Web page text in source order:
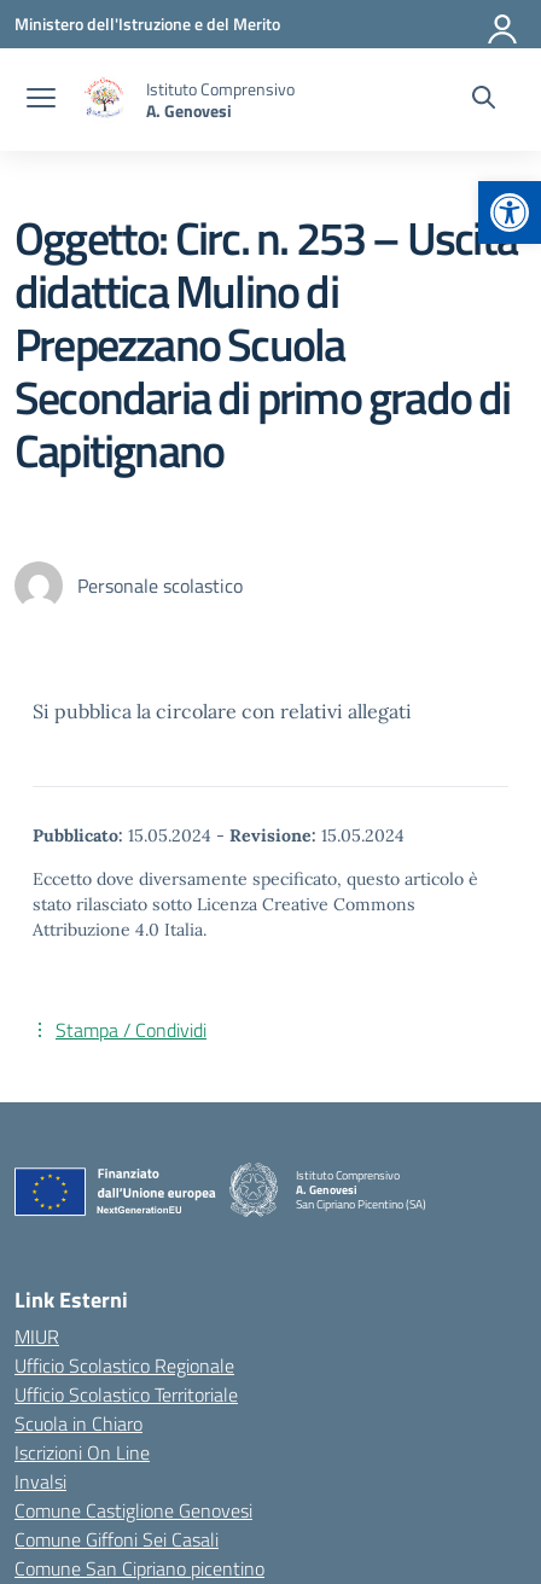
Vai ai contenuti
Vai al menu di navigazione
Vai al footer
Ministero dell'Istruzione e del Merito
Istituto Comprensivo
A. Genovesi
Oggetto: Circ. n. 253 – Uscita
didattica Mulino di
Prepezzano Scuola
Secondaria di primo grado di
Capitignano
Personale scolastico
Si pubblica la circolare con relativi allegati
Pubblicato: 15.05.2024 - Revisione: 15.05.2024
Eccetto dove diversamente specificato, questo articolo è
stato rilasciato sotto Licenza Creative Commons
Attribuzione 4.0 Italia.
Stampa / Condividi
Istituto Comprensivo
A. Genovesi
San Cipriano Picentino (SA)
— Visita la pagina iniziale della scuola
Link Esterni
MIUR
Ufficio Scolastico Regionale
Ufficio Scolastico Territoriale
Scuola in Chiaro
Iscrizioni On Line
Invalsi
Comune Castiglione Genovesi
Comune Giffoni Sei Casali
Comune San Cipriano picentino